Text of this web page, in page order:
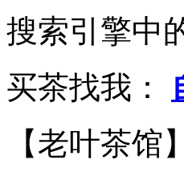
搜索引擎中
买茶找我：
【老叶茶